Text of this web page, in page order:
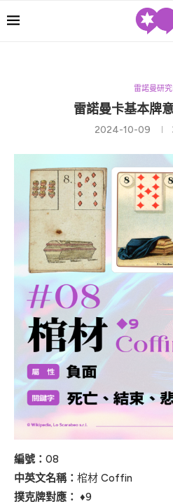
雷諾曼研
雷諾曼卡基本牌
2024-10-09
編號： 08
中英文名稱： 棺材 Coffin
撲克牌對應： ♦9